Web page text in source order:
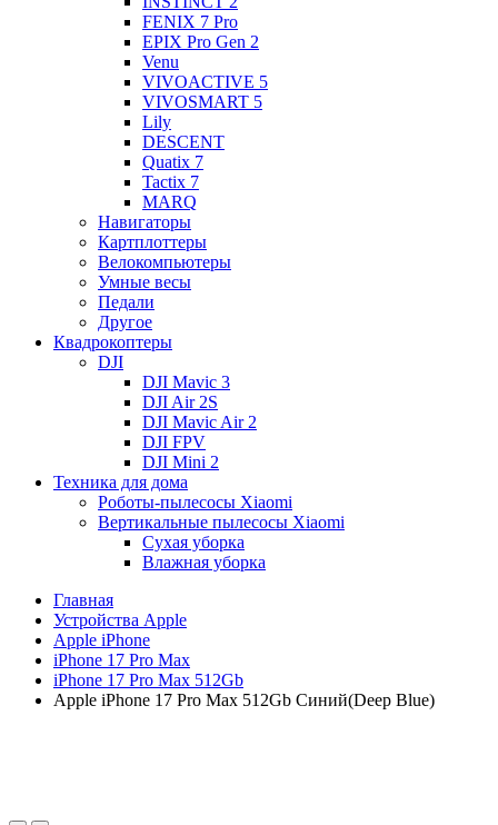
FENIX 7 Pro
EPIX Pro Gen 2
Venu
VIVOACTIVE 5
VIVOSMART 5
Lily
DESCENT
Quatix 7
Tactix 7
MARQ
Навигаторы
Картплоттеры
Велокомпьютеры
Умные весы
Педали
Другое
Квадрокоптеры
DJI
DJI Mavic 3
DJI Air 2S
DJI Mavic Air 2
DJI FPV
DJI Mini 2
Техника для дома
Роботы-пылесосы Xiaomi
Вертикальные пылесосы Xiaomi
Сухая уборка
Влажная уборка
Главная
Устройства Apple
Apple iPhone
iPhone 17 Pro Max
iPhone 17 Pro Max 512Gb
Apple iPhone 17 Pro Max 512Gb Синий(Deep Blue)